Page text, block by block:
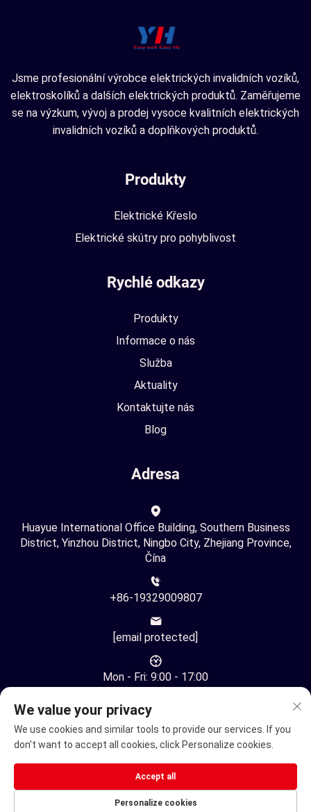
Jsme profesionální výrobce elektrických invalidních vozíků,
elektroskolíků a dalších elektrických produktů. Zaměřujeme
se na výzkum, vývoj a prodej vysoce kvalitních elektrických
invalidních vozíků a doplňkových produktů.
Produkty
Elektrické Křeslo
Elektrické skútry pro pohyblivost
Rychlé odkazy
Produkty
Informace o nás
Služba
Aktuality
Kontaktujte nás
Blog
Adresa
Huayue International Office Building, Southern Business
District, Yinzhou District, Ningbo City, Zhejiang Province,
Čína
+86-19329009807
[email protected]
Mon - Fri: 9:00 - 17:00
Copyright © Ningbo Youhuan Automation Technology Co., Ltd.
Všechna práva vyhrazena -
Elektrické křeslo Elektrický mobilní skuter
We value your privacy
We use cookies and similar tools to provide our services. If you
don't want to accept all cookies, click Personalize cookies.
Personalize cookies
Accept all